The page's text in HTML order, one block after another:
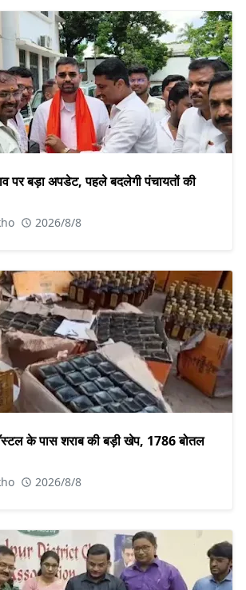
पर बड़ा अपडेट, पहले बदलेगी पंचायतों की
2026/8/8
के पास शराब की बड़ी खेप, 1786 बोतल
2026/8/8